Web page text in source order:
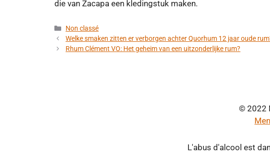
Categorieën
Non classé
Welke smaken zitten er verborgen achter Quorhum 12 jaar oude
Rhum Clément VO: Het geheim van een uitzonderlijke rum?
© 2022
L'abus d'alcool est